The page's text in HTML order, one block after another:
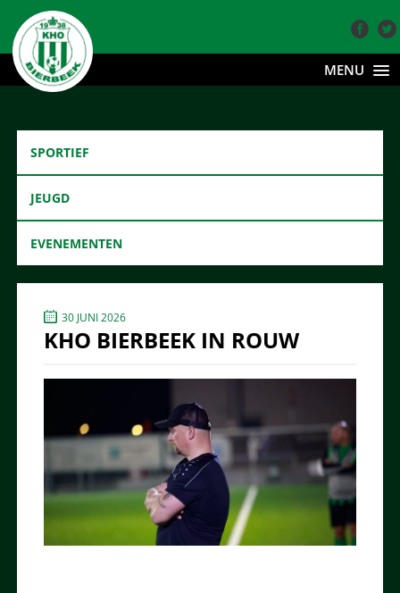
MENU
SPORTIEF
JEUGD
EVENEMENTEN
30 JUNI 2026
KHO BIERBEEK IN ROUW